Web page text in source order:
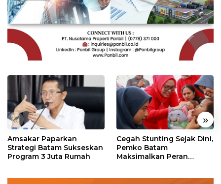
« »
Amsakar Paparkan
Strategi Batam Sukseskan
Program 3 Juta Rumah
Cegah Stunting Sejak Dini,
Pemko Batam
Maksimalkan Peran